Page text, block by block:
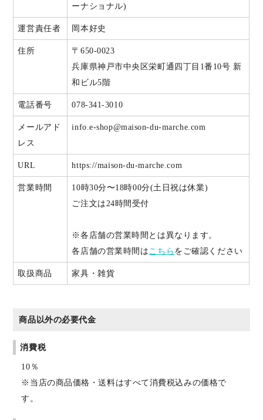
ーナショナル)
運営責任者 岡本好史
住所
〒650-0023
兵庫県神戸市中央区栄町通四丁目1番10号 新
和ビル5階
電話番号 078-341-3010
メールアド
レス
info.e-shop@maison-du-marche.com
URL https://maison-du-marche.com
営業時間
10時30分〜18時00分(土日祝は休業)
ご注文は24時間受付
※各店舗の営業時間とは異なります。
各店舗の営業時間はこちら をご確認ください
取扱商品 家具・雑貨
商品以外の必要代金
消費税
10％
※当店の商品価格・送料はすべて消費税込みの価格で
す。